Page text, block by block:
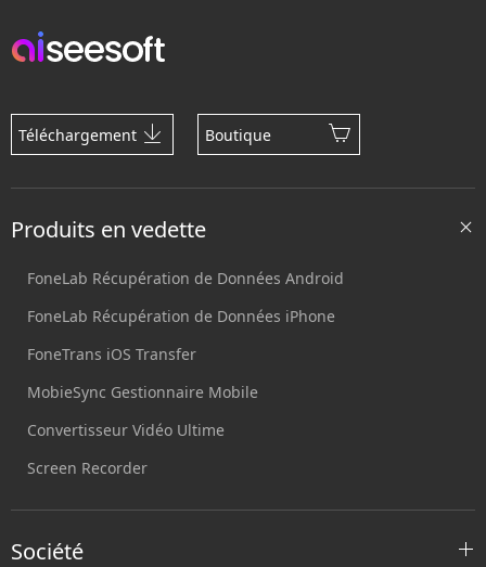
Téléchargement Boutique
Produits en vedette
FoneLab Récupération de Données Android
FoneLab Récupération de Données iPhone
FoneTrans iOS Transfer
MobieSync Gestionnaire Mobile
Convertisseur Vidéo Ultime
Screen Recorder
Société